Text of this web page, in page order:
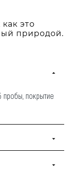
это
природой.
пробы, покрытие